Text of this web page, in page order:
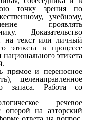
точку зрения по
учебному,
проявлять
Доказательство
на текст или личный
этикета в процессе
этикета
прямое и переносное
целенаправленное
запаса. Работа со
речевое
опорой на авторский
ответа на вопрос.